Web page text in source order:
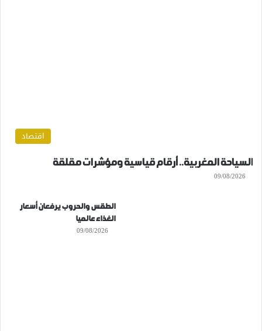
اقتصاد
السياحة المغربية.. أرقام قياسية ومؤشرات مقلقة
09/08/2026
الطقس والحروب يرفعان أسعار
الغذاء عالميا
09/08/2026